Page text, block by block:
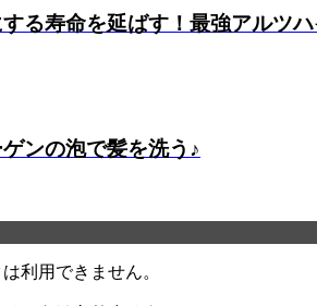
る寿命を延ばす！最強アルツ
ンの泡で髪を洗う♪
利用できません。